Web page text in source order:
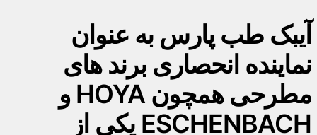
آیبک طب پارس به عنوان
نماینده انحصاری برند های
مطرحی همچون HOYA و
ESCHENBACH یکی از